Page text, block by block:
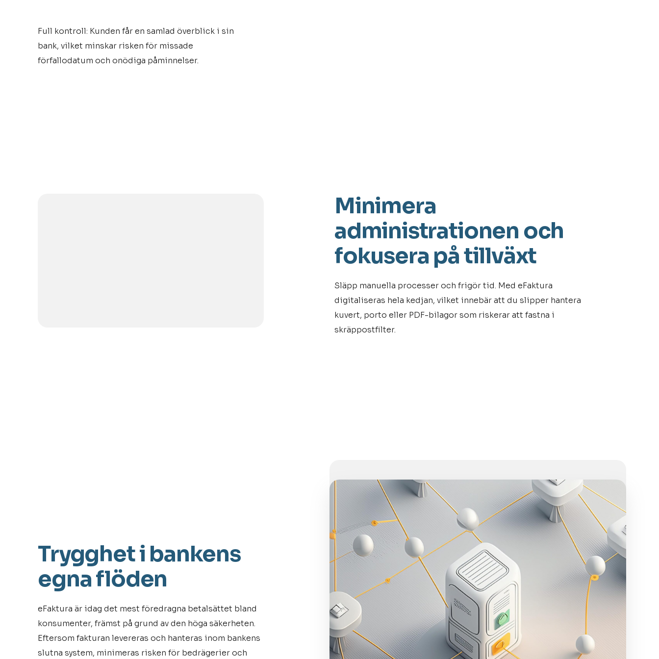
Full kontroll: Kunden får en samlad överblick i sin
bank, vilket minskar risken för missade
förfallodatum och onödiga påminnelser.
Minimera
administrationen och
fokusera på tillväxt
Släpp manuella processer och frigör tid. Med eFaktura
digitaliseras hela kedjan, vilket innebär att du slipper hantera
kuvert, porto eller PDF-bilagor som riskerar att fastna i
skräppostfilter.
Trygghet i bankens
egna flöden
eFaktura är idag det mest föredragna betalsättet bland
konsumenter, främst på grund av den höga säkerheten.
Eftersom fakturan levereras och hanteras inom bankens
slutna system, minimeras risken för bedrägerier och